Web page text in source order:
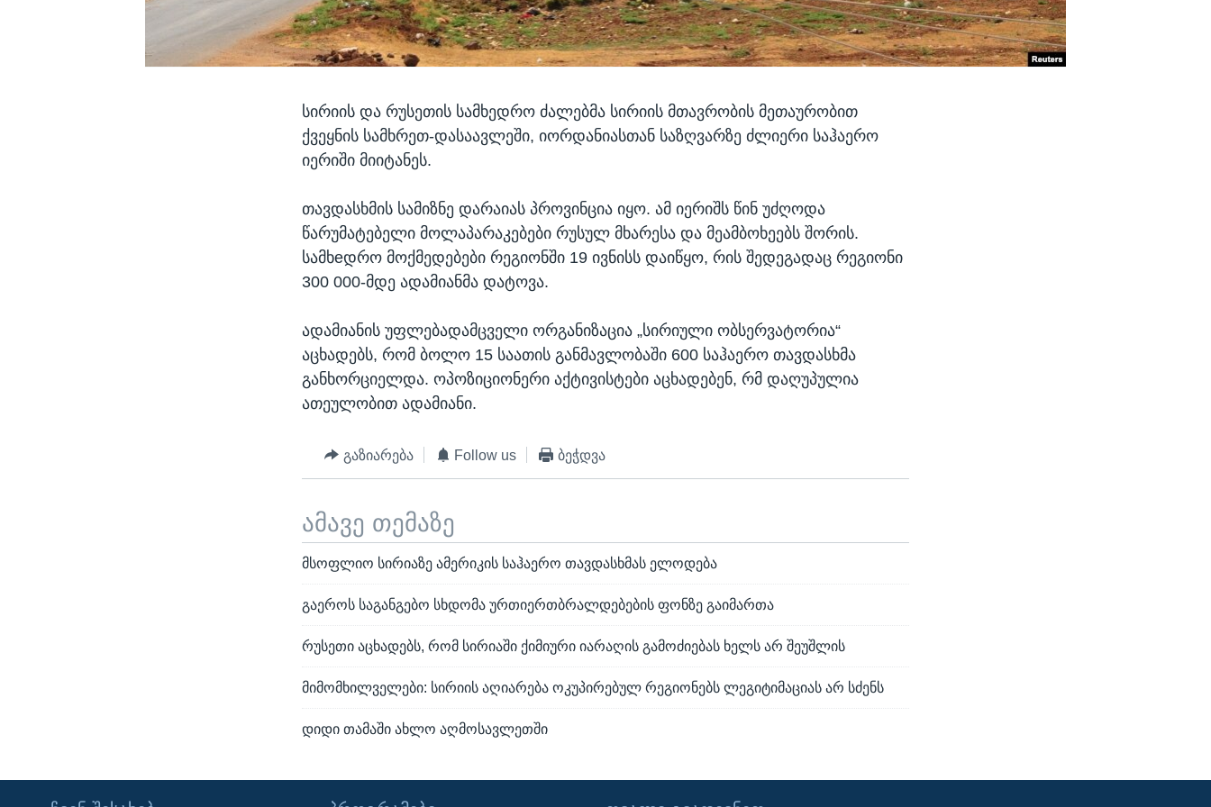
სირიის და რუსეთის სამხედრო ძალებმა სირიის მთავრობის მეთაურობით
ქვეყნის სამხრეთ-დასაავლეში, იორდანიასთან საზღვარზე ძლიერი საჰაერო
იერიში მიიტანეს.
თავდასხმის სამიზნე დარაიას პროვინცია იყო. ამ იერიშს წინ უძღოდა
წარუმატებელი მოლაპარაკებები რუსულ მხარესა და მეამბოხეებს შორის.
სამხeდრო მოქმედებები რეგიონში 19 ივნისს დაიწყო, რის შედეგადაც რეგიონი
300 000-მდე ადამიანმა დატოვა.
ადამიანის უფლებადამცველი ორგანიზაცია „სირიული ობსერვატორია“
აცხადებს, რომ ბოლო 15 საათის განმავლობაში 600 საჰაერო თავდასხმა
განხორციელდა. ოპოზიციონერი აქტივისტები აცხადებენ, რმ დაღუპულია
ათეულობით ადამიანი.
გაზიარება Follow us ბეჭდვა
ამავე თემაზე
მსოფლიო სირიაზე ამერიკის საჰაერო თავდასხმას ელოდება
გაეროს საგანგებო სხდომა ურთიერთბრალდებების ფონზე გაიმართა
რუსეთი აცხადებს, რომ სირიაში ქიმიური იარაღის გამოძიებას ხელს არ შეუშლის
მიმომხილველები: სირიის აღიარება ოკუპირებულ რეგიონებს ლეგიტიმაციას არ სძენს
დიდი თამაში ახლო აღმოსავლეთში